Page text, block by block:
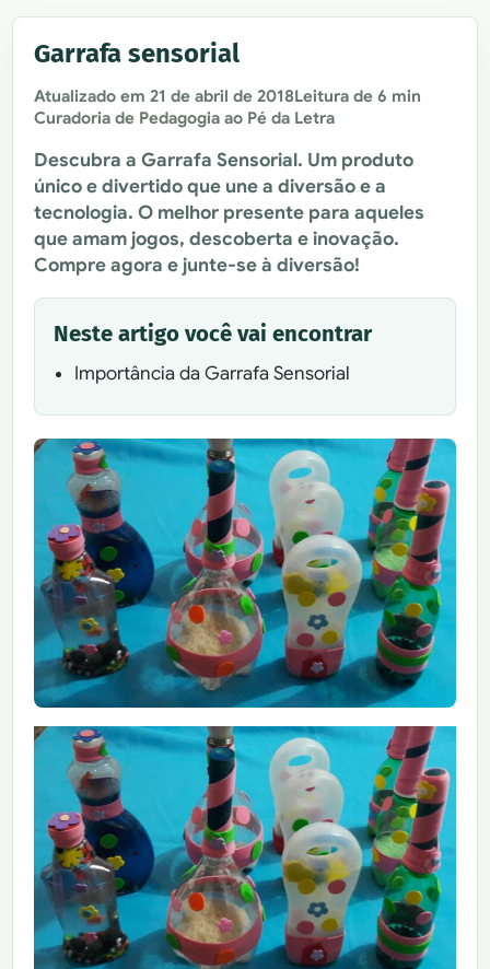
Garrafa sensorial
Atualizado em21 de abril de 2018Leitura de 6 min
Curadoria de Pedagogia ao Pé da Letra
Descubra a Garrafa Sensorial. Um produto
único e divertido que une a diversão e a
tecnologia. O melhor presente para aqueles
que amam jogos, descoberta e inovação.
Compre agora e junte-se à diversão!
Neste artigo você vai encontrar
Importância da Garrafa Sensorial